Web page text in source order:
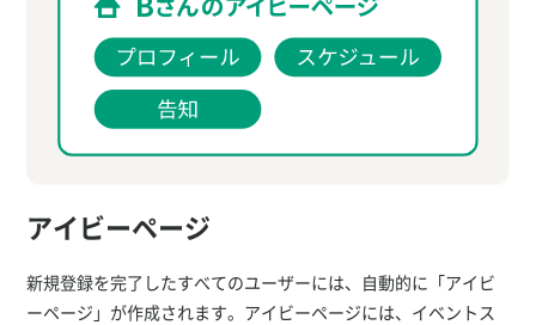
アイビーページ
新規登録を完了したすべてのユーザーには、自動的に「アイビ
ーページ」が作成されます。アイビーページには、イベントス